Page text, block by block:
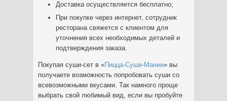
Доставка осуществляется бесплатно;
При покупке через интернет, сотрудник
ресторана свяжется с клиентом для
уточнения всех необходимых деталей и
подтверждения заказа.
Покупая суши-сет в «Пицца-Суши-Мании» вы
получаете возможность попробовать суши со
всевозможными вкусами. Так намного проще
выбрать свой любимый вид, если вы пробуйте